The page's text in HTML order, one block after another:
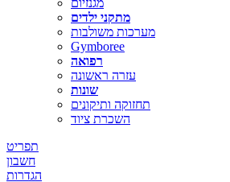
מתקני ילדים
מערכות משולבות
Gymboree
רפואה
עזרה ראשונה
שונות
תחזוקה ותיקונים
השכרת ציוד
תפריט
חשבון
הגדרות